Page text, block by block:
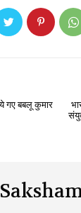
गए बबलू कुमार